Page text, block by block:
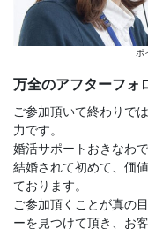
ポ
万全のアフターフォ
ご参加頂いて終わりで
力です。
婚活サポートおきなわ
結婚されて初めて、価
ております。
ご参加頂くことが真の
ーを見つけて頂き、お